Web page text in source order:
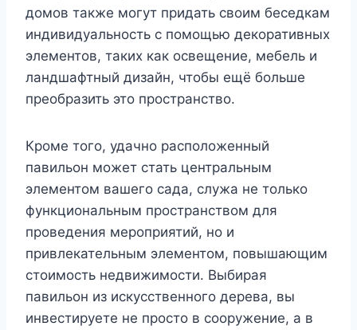
домов также могут придать своим беседкам
индивидуальность с помощью декоративных
элементов, таких как освещение, мебель и
ландшафтный дизайн, чтобы ещё больше
преобразить это пространство.
Кроме того, удачно расположенный
павильон может стать центральным
элементом вашего сада, служа не только
функциональным пространством для
проведения мероприятий, но и
привлекательным элементом, повышающим
стоимость недвижимости. Выбирая
павильон из искусственного дерева, вы
инвестируете не просто в сооружение, а в